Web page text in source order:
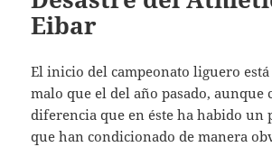
Eibar
El inicio del campeonato liguero
malo que el del año pasado, aunque
diferencia que en éste ha habido un
que han condicionado de manera